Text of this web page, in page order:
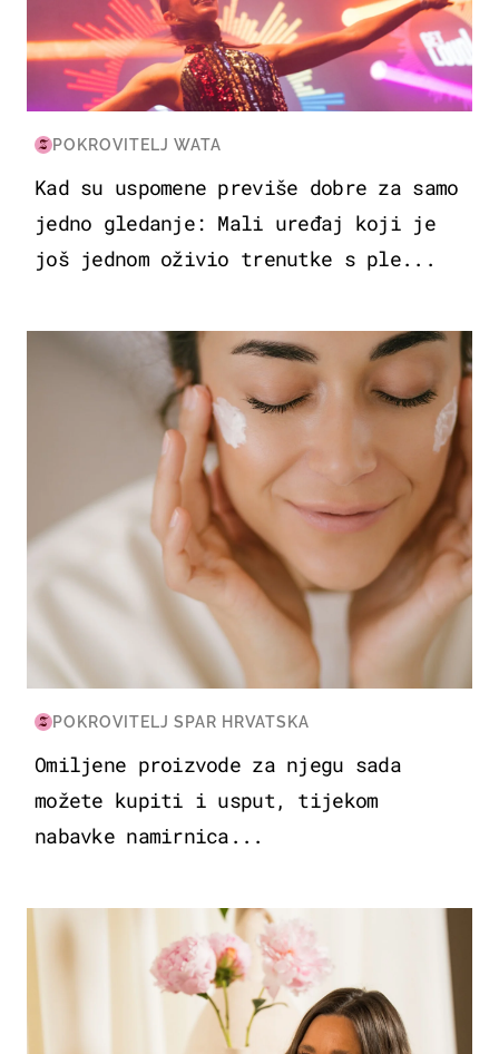
POKROVITELJ WATA
Kad su uspomene previše dobre za samo
jedno gledanje: Mali uređaj koji je
još jednom oživio trenutke s ple...
MODA & LJEPOTA
POKROVITELJ SPAR HRVATSKA
Omiljene proizvode za njegu sada
možete kupiti i usput, tijekom
nabavke namirnica...
MODA & LJEPOTA